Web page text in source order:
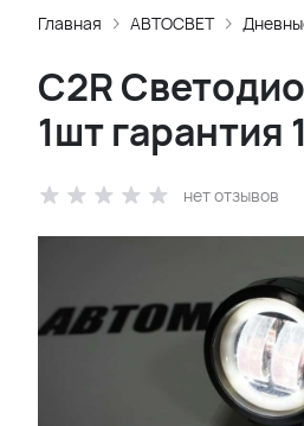
Главная АВТОСВЕТ
C2R
1шт гарантия
нет отзывов